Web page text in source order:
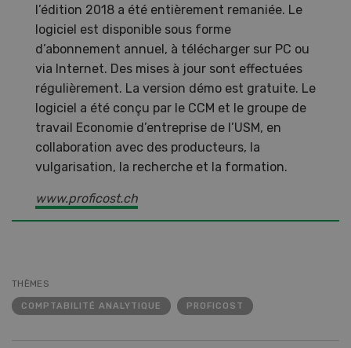
l’édition 2018 a été entièrement remaniée. Le
logiciel est disponible sous forme
d’abonnement annuel, à télécharger sur PC ou
via Internet. Des mises à jour sont effectuées
régulièrement. La version démo est gratuite. Le
logiciel a été conçu par le CCM et le groupe de
travail Economie d’entreprise de l’USM, en
collaboration avec des producteurs, la
vulgarisation, la recherche et la formation.
www.proficost.ch
THÈMES
COMPTABILITÉ ANALYTIQUE PROFICOST